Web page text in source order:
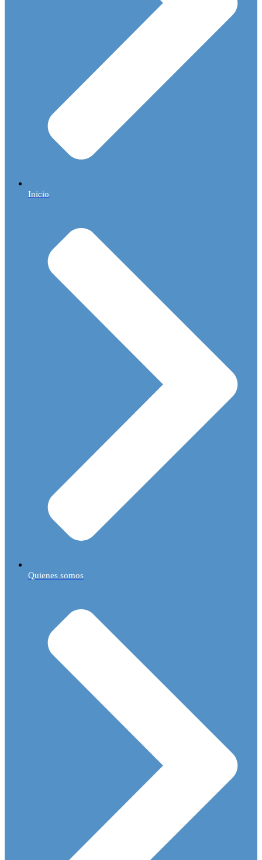
Inicio
Quienes somos